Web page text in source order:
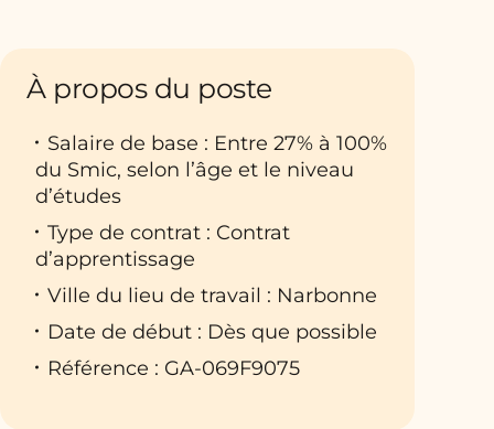
À propos du poste
Salaire de base : Entre 27% à 100%
du Smic, selon l’âge et le niveau
d’études
Type de contrat : Contrat
d’apprentissage
Ville du lieu de travail : Narbonne
Date de début : Dès que possible
Référence : GA-069F9075